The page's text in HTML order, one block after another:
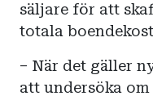
säljare för att
totala
– När det gäller
att undersöka